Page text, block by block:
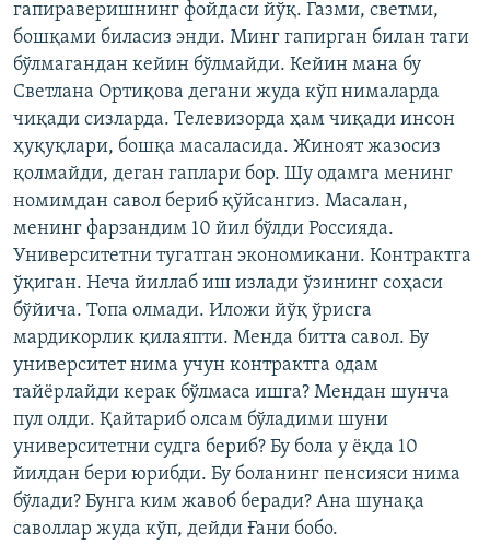
гапираверишнинг фойдаси йўқ. Газми, светми,
бошқами биласиз энди. Минг гапирган билан таги
бўлмагандан кейин бўлмайди. Кейин мана бу
Светлана Ортиқова дегани жуда кўп нималарда
чиқади сизларда. Телевизорда ҳам чиқади инсон
ҳуқуқлари, бошқа масаласида. Жиноят жазосиз
қолмайди, деган гаплари бор. Шу одамга менинг
номимдан савол бериб қўйсангиз. Масалан,
менинг фарзандим 10 йил бўлди Россияда.
Университетни тугатган экономикани. Контрактга
ўқиган. Неча йиллаб иш излади ўзининг соҳаси
бўйича. Топа олмади. Иложи йўқ ўрисга
мардикорлик қилаяпти. Менда битта савол. Бу
университет нима учун контрактга одам
тайëрлайди керак бўлмаса ишга? Мендан шунча
пул олди. Қайтариб олсам бўладими шуни
университетни судга бериб? Бу бола у ëқда 10
йилдан бери юрибди. Бу боланинг пенсияси нима
бўлади? Бунга ким жавоб беради? Ана шунақа
саволлар жуда кўп, дейди Ғани бобо.